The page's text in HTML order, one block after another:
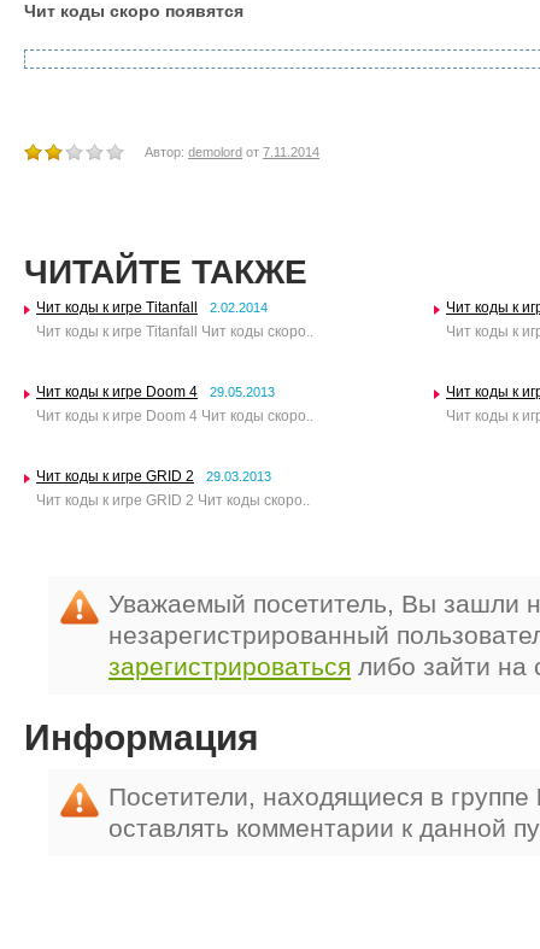
Чит коды скоро появятся
Автор: demolord от 7.11.2014
ЧИТАЙТЕ ТАКЖЕ
Чит коды к игре Titanfall 2.02.2014
Чит коды к игре Titanfall Чит коды скоро..
Чит коды к
Чит коды к
Чит коды к игре Doom 4 29.05.2013
Чит коды к игре Doom 4 Чит коды скоро..
Чит коды к
Чит коды к
Чит коды к игре GRID 2 29.03.2013
Чит коды к игре GRID 2 Чит коды скоро..
Уважаемый посетитель, Вы зашли
незарегистрированный
зарегистрироваться либо зайти на
Информация
Посетители, находящиеся в группе
оставлять комментарии к данной